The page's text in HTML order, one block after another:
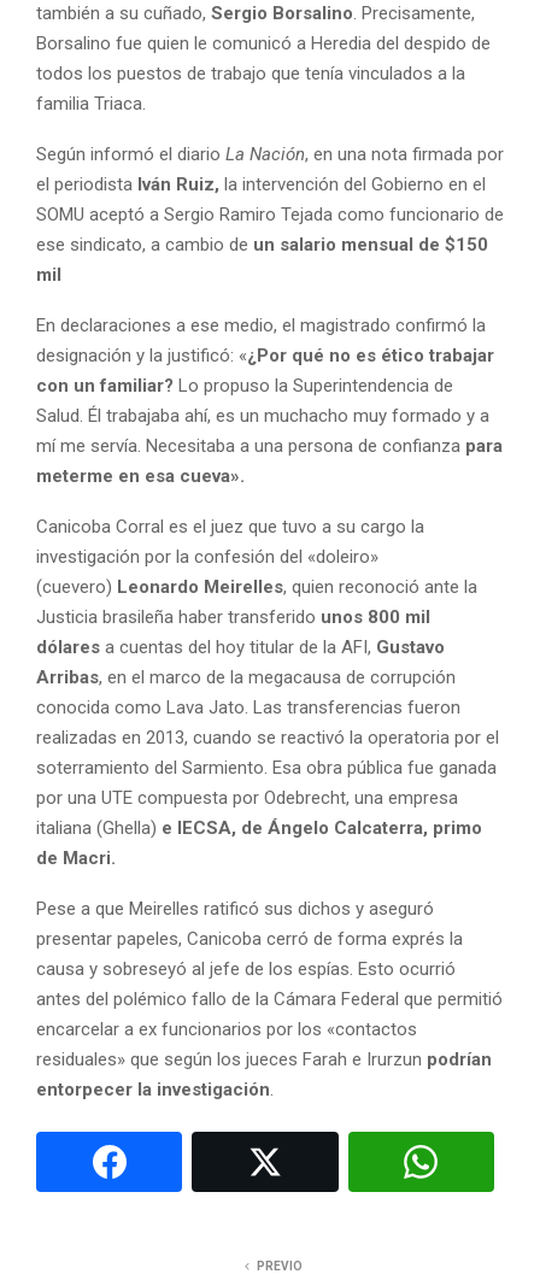
también a su cuñado, Sergio Borsalino . Precisamente,
Borsalino fue quien le comunicó a Heredia del despido de
todos los puestos de trabajo que tenía vinculados a la
familia Triaca.
Según informó el diario La Nación, en una nota firmada por
el periodista Iván Ruiz, la intervención del Gobierno en el
SOMU aceptó a Sergio Ramiro Tejada como funcionario de
ese sindicato, a cambio de un salario mensual de $150
mil
En declaraciones a ese medio, el magistrado confirmó la
designación y la justificó: «¿Por qué no es ético trabajar
con un familiar? Lo propuso la Superintendencia de
Salud. Él trabajaba ahí, es un muchacho muy formado y a
mí me servía. Necesitaba a una persona de confianza para
meterme en esa cueva».
Canicoba Corral es el juez que tuvo a su cargo la
investigación por la confesión del «doleiro»
(cuevero) Leonardo Meirelles, quien reconoció ante la
Justicia brasileña haber transferido unos 800 mil
dólares a cuentas del hoy titular de la AFI, Gustavo
Arribas, en el marco de la megacausa de corrupción
conocida como Lava Jato. Las transferencias fueron
realizadas en 2013, cuando se reactivó la operatoria por el
soterramiento del Sarmiento. Esa obra pública fue ganada
por una UTE compuesta por Odebrecht, una empresa
italiana (Ghella) e IECSA, de Ángelo Calcaterra, primo
de Macri.
Pese a que Meirelles ratificó sus dichos y aseguró
presentar papeles, Canicoba cerró de forma exprés la
causa y sobreseyó al jefe de los espías. Esto ocurrió
antes del polémico fallo de la Cámara Federal que permitió
encarcelar a ex funcionarios por los «contactos
residuales» que según los jueces Farah e Irurzun podrían
entorpecer la investigación
PREVIO